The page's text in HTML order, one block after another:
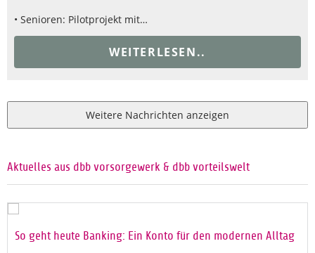
• Senioren: Pilotprojekt mit…
WEITERLESEN..
Weitere Nachrichten anzeigen
Aktuelles aus dbb vorsorgewerk & dbb vorteilswelt
So geht heute Banking: Ein Konto für den modernen Alltag